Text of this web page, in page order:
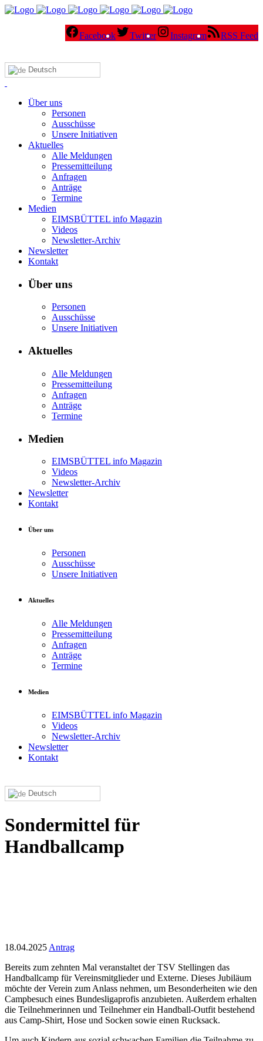
Facebook Twitter Instagram RSS Feed
Deutsch
Über uns
Personen
Ausschüsse
Unsere Initiativen
Aktuelles
Alle Meldungen
Pressemitteilung
Anfragen
Anträge
Termine
Medien
EIMSBÜTTEL info Magazin
Videos
Newsletter-Archiv
Newsletter
Kontakt
Über uns
Personen
Ausschüsse
Unsere Initiativen
Aktuelles
Alle Meldungen
Pressemitteilung
Anfragen
Anträge
Termine
Medien
EIMSBÜTTEL info Magazin
Videos
Newsletter-Archiv
Newsletter
Kontakt
Über uns
Personen
Ausschüsse
Unsere Initiativen
Aktuelles
Alle Meldungen
Pressemitteilung
Anfragen
Anträge
Termine
Medien
EIMSBÜTTEL info Magazin
Videos
Newsletter-Archiv
Newsletter
Kontakt
Deutsch
Sondermittel für
Handballcamp
18.04.2025 Antrag
Bereits zum zehnten Mal veranstaltet der TSV Stellingen das
Handballcamp für Vereinsmitglieder und Externe. Dieses Jubiläum
möchte der Verein zum Anlass nehmen, um Besonderheiten wie den
Campbesuch eines Bundesligaprofis anzubieten. Außerdem erhalten
die Teilnehmerinnen und Teilnehmer ein Handball-Outfit bestehend
aus Camp-Shirt, Hose und Socken sowie einen Rucksack.